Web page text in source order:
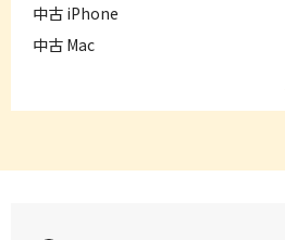
中古 iPhone
中古 Mac